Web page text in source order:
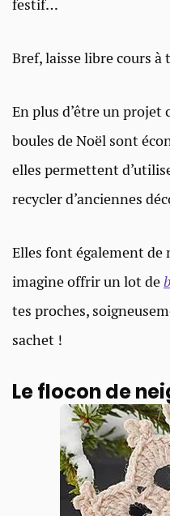
festif…
Bref, laisse libre cours
En plus d’être un projet
boules de Noël sont
elles permettent
recycler d’anciennes
Elles font également de
imagine offrir un lot de
tes proches,
sachet !
Le flocon de